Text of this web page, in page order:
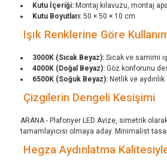
Kutu İçeriği: Montaj kılavuzu, montaj
Kutu Boyutları: 50 × 50 × 10 cm
Işık Renklerine Göre
3000K (Sıcak Beyaz): Sıcak ve samimi
4000K (Doğal Beyaz): Göz konforunu
6500K (Soğuk Beyaz): Netlik ve
Çizgilerin Dengeli Kesişimi
ARANA - Plafonyer LED Avize, simetrik
tamamlayıcısı olmaya aday. Minimalist
Hegza Aydınlatma